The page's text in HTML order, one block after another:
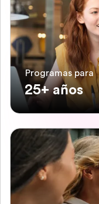
Programas para
25+ años